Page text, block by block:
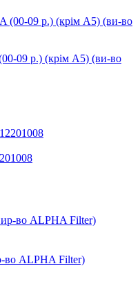
09 р.) (крім А5) (ви-во
во ALPHA Filter)